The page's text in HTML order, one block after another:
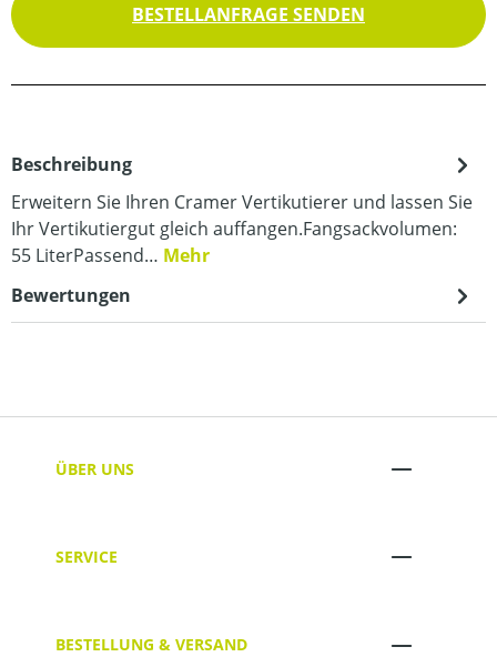
BESTELLANFRAGE SENDEN
Beschreibung
Erweitern Sie Ihren Cramer Vertikutierer und lassen Sie
Ihr Vertikutiergut gleich auffangen.Fangsackvolumen:
55 LiterPassend… Mehr
Bewertungen
ÜBER UNS
SERVICE
BESTELLUNG & VERSAND